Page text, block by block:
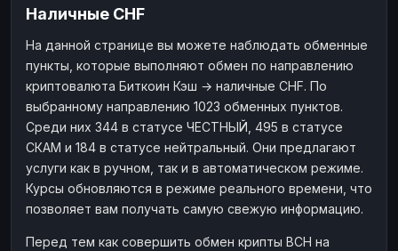
Наличные CHF
На данной странице вы можете наблюдать обменные
пункты, которые выполняют обмен по направлению
криптовалюта Биткоин Кэш → наличные CHF. По
выбранному направлению 1023 обменных пунктов.
Среди них 344 в статусе ЧЕСТНЫЙ, 495 в статусе
СКАМ и 184 в статусе нейтральный. Они предлагают
услуги как в ручном, так и в автоматическом режиме.
Курсы обновляются в режиме реального времени, что
позволяет вам получать самую свежую информацию.
Перед тем как совершить обмен крипты BCH на